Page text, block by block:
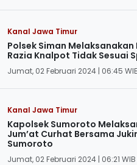
Kanal Jawa Timur
Polsek Siman
Razia Knalpot Tidak Sesuai
Jumat, 02 Februari 2024 | 06:45
Kanal Jawa Timur
Kapolsek Sumoroto
Jum’at Curhat Bersama
Sumoroto
Jumat, 02 Februari 2024 | 06:21 WIB